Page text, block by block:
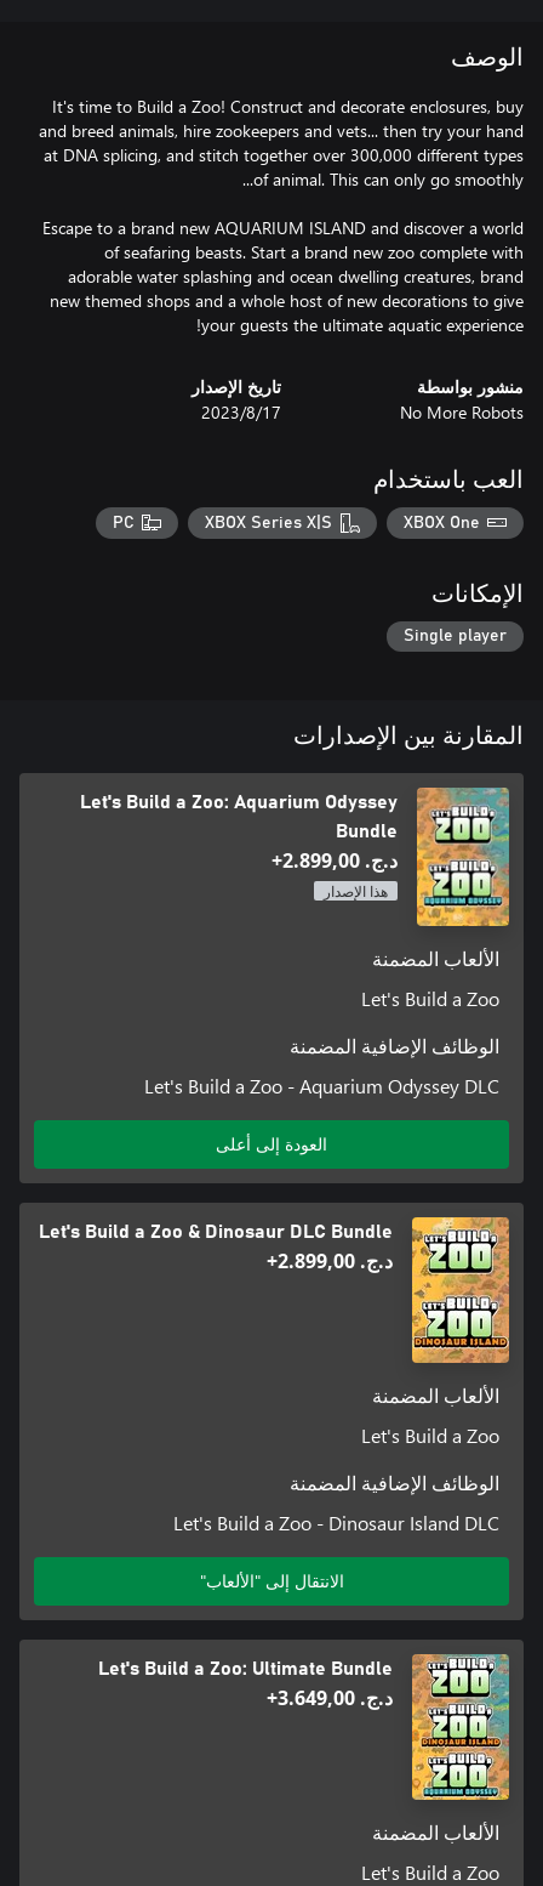
الوصف
It's time to Build a Zoo! Construct and decorate enclosures, buy
and breed animals, hire zookeepers and vets... then try your hand
at DNA splicing, and stitch together over 300,000 different types
Escape to a brand new AQUARIUM ISLAND and discover a world
of seafaring beasts. Start a brand new zoo complete with
adorable water splashing and ocean dwelling creatures, brand
new themed shops and a whole host of new decorations to give
your guests the ultimate aquatic experience!
منشور بواسطة
No More Robots
تاريخ الإصدار
17‏/8‏/2023
العب باستخدام
XBOX One
XBOX Series X|S
PC
الإمكانات
Single player
المقارنة بين الإصدارات
Let's Build a Zoo: Aquarium Odyssey
Bundle
د.ج.‏ 2.899,00+
هذا الإصدار
الألعاب المضمنة
Let's Build a Zoo
الوظائف الإضافية المضمنة
Let's Build a Zoo - Aquarium Odyssey DLC
العودة إلى أعلى
Let's Build a Zoo & Dinosaur DLC Bundle
د.ج.‏ 2.899,00+
الألعاب المضمنة
Let's Build a Zoo
الوظائف الإضافية المضمنة
Let's Build a Zoo - Dinosaur Island DLC
الانتقال إلى "الألعاب"
Let's Build a Zoo: Ultimate Bundle
د.ج.‏ 3.649,00+
الألعاب المضمنة
Let's Build a Zoo